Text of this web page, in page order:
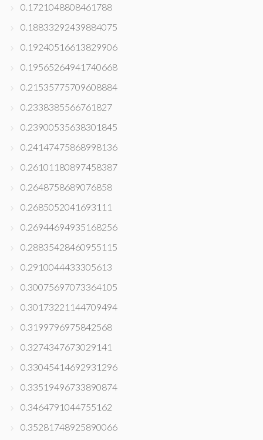
0.1721048808461788
0.18833292439884075
0.19240516613829906
0.19565264941740668
0.21535775709608884
0.2338385566761827
0.23900535638301845
0.24147475868998136
0.26101180897458387
0.2648758689076858
0.2685052041693111
0.26944694935168256
0.28835428460955115
0.2910044433305613
0.30075697073364105
0.30173221144709494
0.3199796975842568
0.3274347673029141
0.33045414692931296
0.33519496733890874
0.3464791044755162
0.35281748925890066